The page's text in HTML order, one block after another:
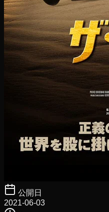
公開日
2021-06-03